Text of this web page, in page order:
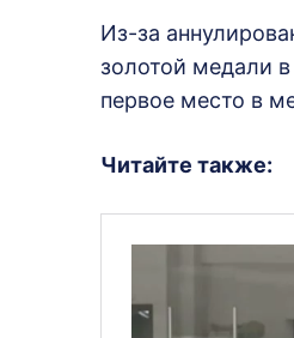
Из-за
золотой медали
первое место в
Читайте также: